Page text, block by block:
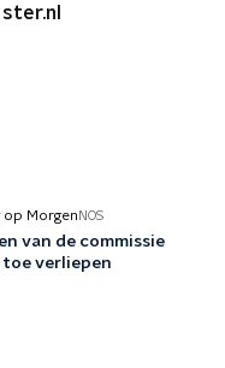
op Morgen NOS
van de commissie
verliepen